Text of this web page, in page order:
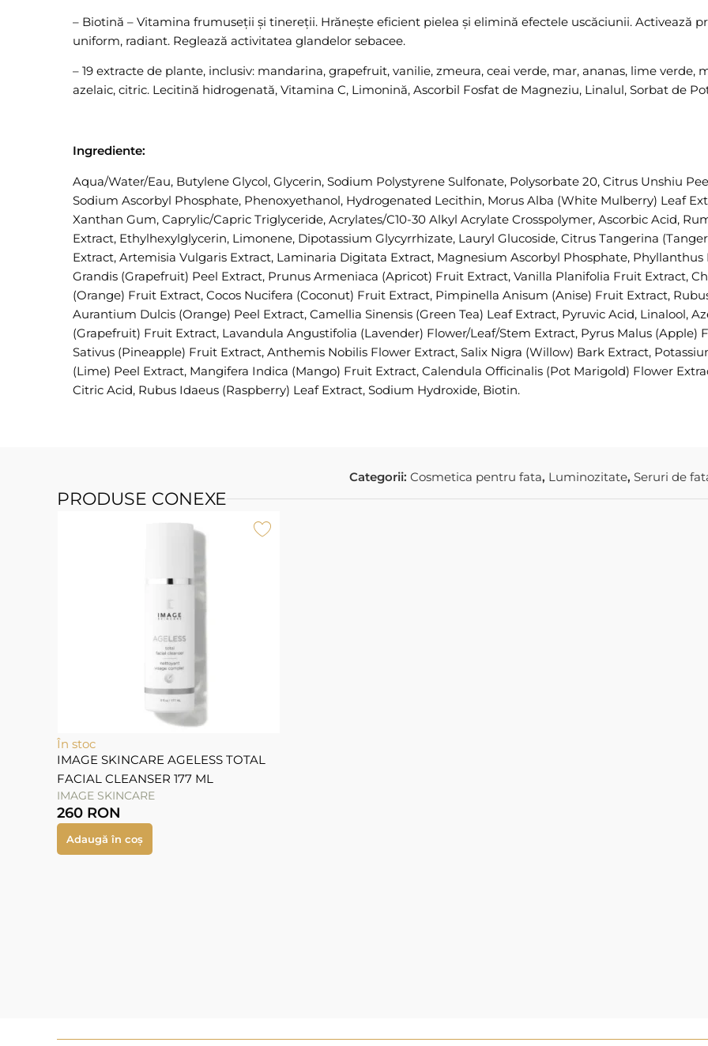
– Biotină – Vitamina frumuseții și tinereții. Hrănește eficient pielea și elimină efectele uscăciunii. Activează
uniform, radiant. Reglează activitatea glandelor sebacee.
– 19 extracte de plante, inclusiv: mandarina, grapefruit, vanilie, zmeura, ceai verde, mar, ananas, lime verde,
azelaic, citric. Lecitină hidrogenată, Vitamina C, Limonină, Ascorbil Fosfat de Magneziu, Linalul, Sorbat de
Ingrediente:
Aqua/Water/Eau, Butylene Glycol, Glycerin, Sodium Polystyrene Sulfonate, Polysorbate 20, Citrus Unshiu
Sodium Ascorbyl Phosphate, Phenoxyethanol, Hydrogenated Lecithin, Morus Alba (White Mulberry) Leaf
Xanthan Gum, Caprylic/Capric Triglyceride, Acrylates/C10-30 Alkyl Acrylate Crosspolymer, Ascorbic Acid,
Extract, Ethylhexylglycerin, Limonene, Dipotassium Glycyrrhizate, Lauryl Glucoside, Citrus Tangerina
Extract, Artemisia Vulgaris Extract, Laminaria Digitata Extract, Magnesium Ascorbyl Phosphate,
Grandis (Grapefruit) Peel Extract, Prunus Armeniaca (Apricot) Fruit Extract, Vanilla Planifolia Fruit Extract,
(Orange) Fruit Extract, Cocos Nucifera (Coconut) Fruit Extract, Pimpinella Anisum (Anise) Fruit Extract,
Aurantium Dulcis (Orange) Peel Extract, Camellia Sinensis (Green Tea) Leaf Extract, Pyruvic Acid, Linalool,
(Grapefruit) Fruit Extract, Lavandula Angustifolia (Lavender) Flower/Leaf/Stem Extract, Pyrus Malus (Apple)
Sativus (Pineapple) Fruit Extract, Anthemis Nobilis Flower Extract, Salix Nigra (Willow) Bark Extract,
(Lime) Peel Extract, Mangifera Indica (Mango) Fruit Extract, Calendula Officinalis (Pot Marigold) Flower
Citric Acid, Rubus Idaeus (Raspberry) Leaf Extract, Sodium Hydroxide, Biotin.
Categorii: Cosmetica pentru fata, Luminozitate, Seruri de
PRODUSE CONEXE
În stoc
IMAGE SKINCARE AGELESS TOTAL
FACIAL CLEANSER 177 ML
IMAGE SKINCARE
260 RON
Adaugă în coș